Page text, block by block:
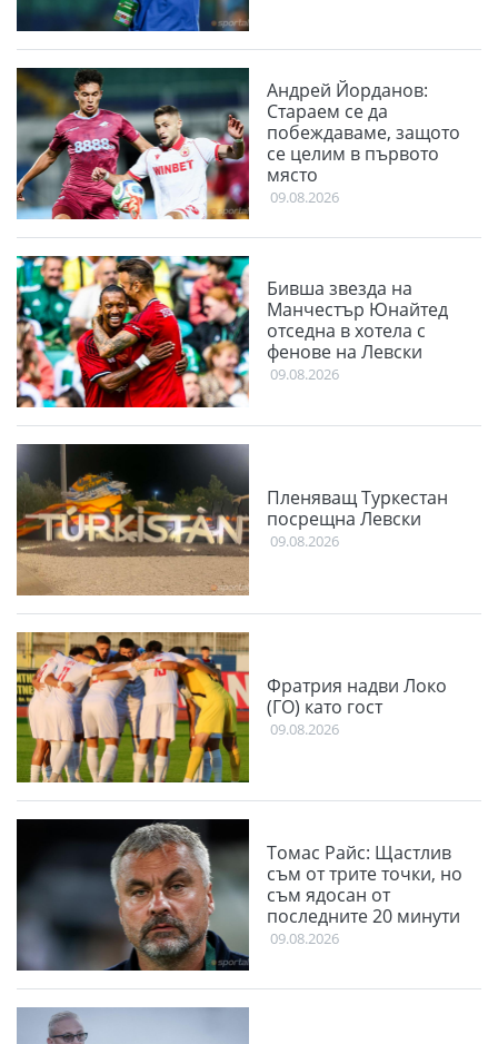
Андрей Йорданов:
Стараем се да
побеждаваме, защото
се целим в първото
място
09.08.2026
Бивша звезда на
Манчестър Юнайтед
отседна в хотела с
фенове на Левски
09.08.2026
Пленяващ Туркестан
посрещна Левски
09.08.2026
Фратрия надви Локо
(ГО) като гост
09.08.2026
Томас Райс: Щастлив
съм от трите точки, но
съм ядосан от
последните 20 минути
09.08.2026